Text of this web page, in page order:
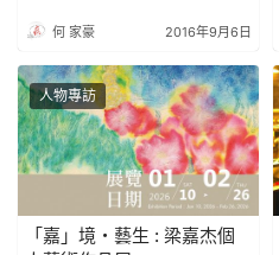
何 家豪 2016年9月6日
人物專訪
「嘉」境・藝生 : 梁嘉杰個